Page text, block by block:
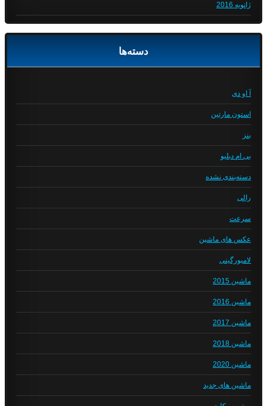
ژانویه 2016
دسته‌ها
آ او دی
استون مارتین
بنز
بی ام دبلیو
دسته‌بندی نشده
رالی
سرعت
عکس های ماشین
لامبورگینی
ماشین 2015
ماشین 2016
ماشین 2017
ماشین 2018
ماشین 2020
ماشین های جدید